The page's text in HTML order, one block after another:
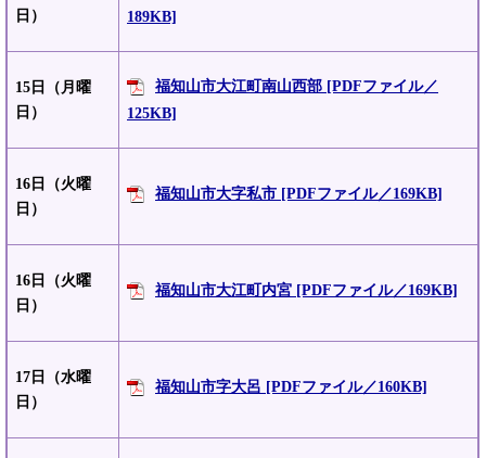
日）
189KB]
15日（月曜
日）
福知山市大江町南山西部 [PDFファイル／
125KB]
16日（火曜
日）
福知山市大字私市 [PDFファイル／169KB]
16日（火曜
日）
福知山市大江町内宮 [PDFファイル／169KB]
17日（水曜
日）
福知山市字大呂 [PDFファイル／160KB]